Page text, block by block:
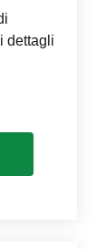
dettagli